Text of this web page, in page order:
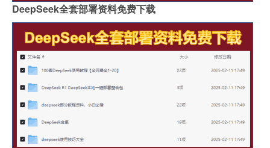
DeepSeek全套部署资料免费下载